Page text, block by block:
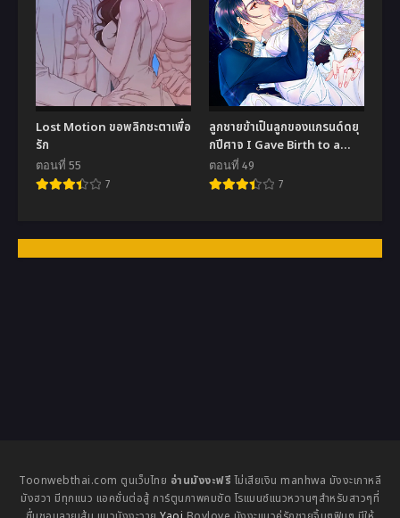
Lost Motion ขอพลิกชะตาเพื่อ
รัก
ตอนที่ 55
7
ลูกชายข้าเป็นลูกของแกรนด์ดยุ
กปีศาจ I Gave Birth to a
Villain’s Child
ตอนที่ 49
7
Toonwebthai.com ตูนเว็บไทย อ่านมังงะฟรี ไม่เสียเงิน manhwa มังงะเกาหลี
มังฮวา มีทุกแนว แอคชั่นต่อสู้ การ์ตูนภาพคมชัด โรแมนซ์แนวหวานๆสำหรับสาวๆที่